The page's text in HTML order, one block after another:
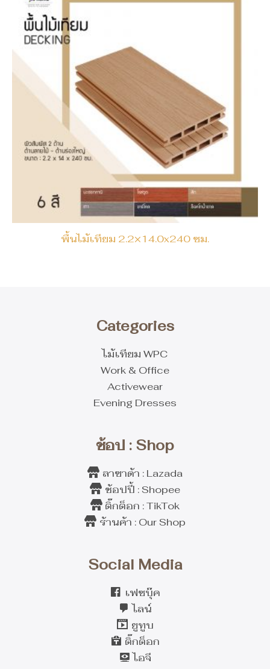
พื้นไม้เทียม 2.2×14.0x240 ซม.
Categories
ไม้เทียม WPC
Work & Office
Activewear
Evening Dresses
ช้อป : Shop
ลาซาด้า : Lazada
ช้อปปี้ : Shopee
ติ๊กต็อก : TikTok
ร้านค้า : Our Shop
Social Media
เฟซบุ๊ค
ไลน์
ยูทูบ
ติ๊กต็อก
ไอจี